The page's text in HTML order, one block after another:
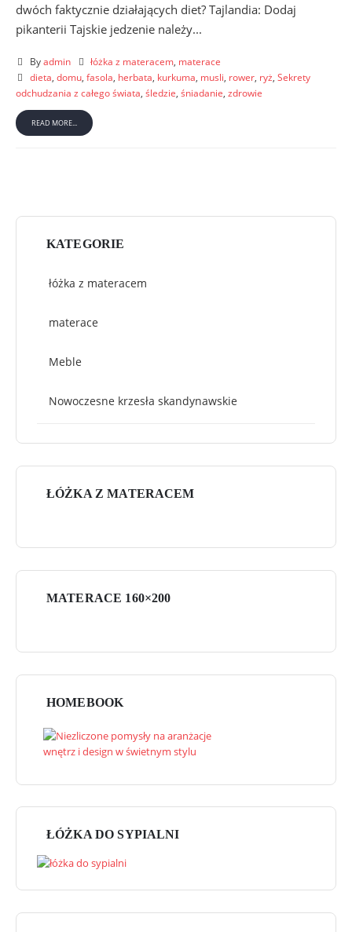
dwóch faktycznie działających diet? Tajlandia: Dodaj
pikanterii Tajskie jedzenie należy...
Byadmin łóżka z materacem, materace
dieta, domu, fasola, herbata, kurkuma, musli, rower, ryż, Sekrety
odchudzania z całego świata, śledzie, śniadanie, zdrowie
READ MORE...
KATEGORIE
łóżka z materacem
materace
Meble
Nowoczesne krzesła skandynawskie
ŁÓŻKA Z MATERACEM
MATERACE 160×200
HOMEBOOK
ŁÓŻKA DO SYPIALNI